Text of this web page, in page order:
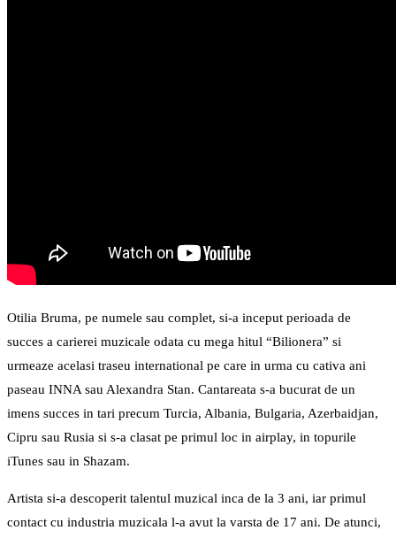
Otilia Bruma, pe numele sau complet, si-a inceput perioada de
succes a carierei muzicale odata cu mega hitul “Bilionera” si
urmeaze acelasi traseu international pe care in urma cu cativa ani
paseau INNA sau Alexandra Stan. Cantareata s-a bucurat de un
imens succes in tari precum Turcia, Albania, Bulgaria, Azerbaidjan,
Cipru sau Rusia si s-a clasat pe primul loc in airplay, in topurile
iTunes sau in Shazam.
Artista si-a descoperit talentul muzical inca de la 3 ani, iar primul
contact cu industria muzicala l-a avut la varsta de 17 ani. De atunci,